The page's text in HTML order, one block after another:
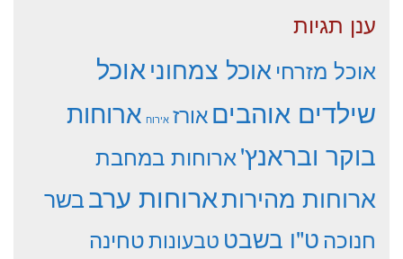
ענן תגיות
אוכל מזרחיאוכל צמחוניאוכל
שילדים אוהביםאורז אירוח ארוחות
בוקר ובראנץ'ארוחות במחבת
ארוחות מהירותארוחות ערבבשר
חנוכהט"ו בשבט טבעונותטחינה